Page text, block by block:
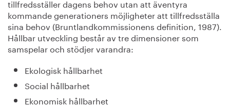
tillfredsställer dagens behov utan att äventyra
kommande generationers möjligheter att tillfredsställa
sina behov (Bruntlandkommissionens definition, 1987).
Hållbar utveckling består av tre dimensioner som
samspelar och stödjer varandra:
Ekologisk hållbarhet
Social hållbarhet
Ekonomisk hållbarhet